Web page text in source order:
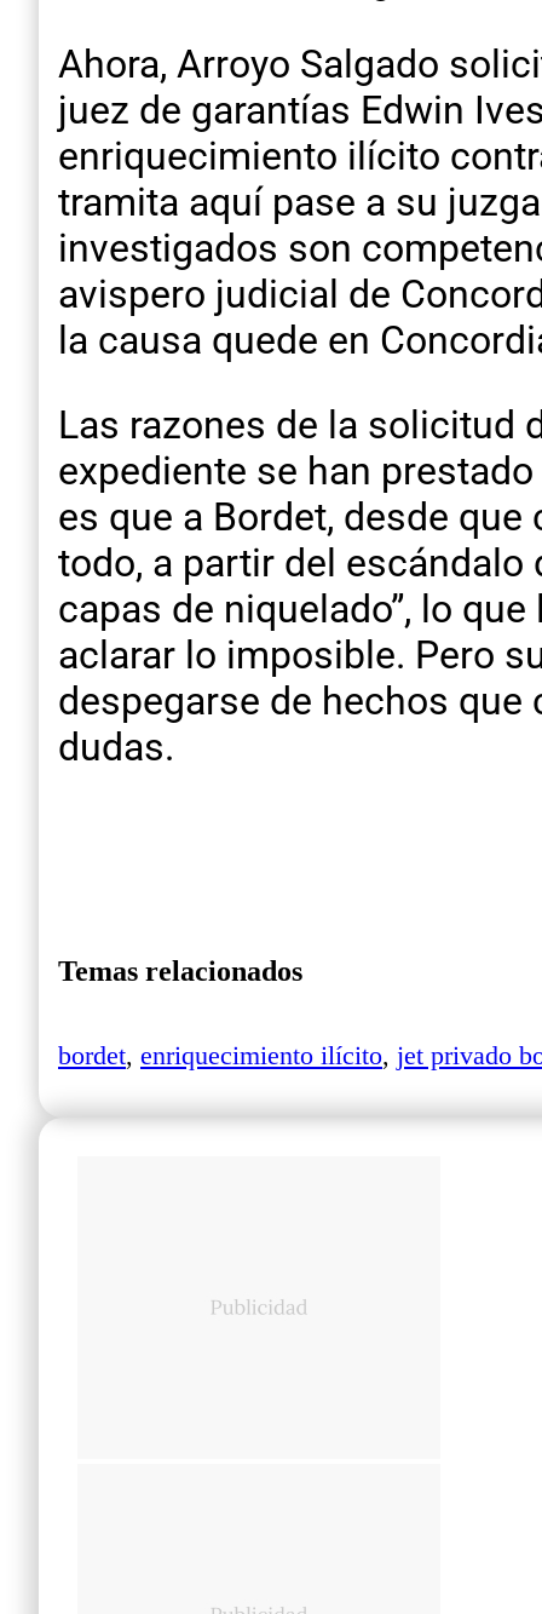
Ahora, Arroyo Salgado
juez de garantías Edwin
enriquecimiento ilícito
tramita aquí pase a su
investigados son
avispero judicial de
la causa quede en
Las razones de la solicitud
expediente se han
es que a Bordet, desde
todo, a partir del escándalo
capas de niquelado”, lo
aclarar lo imposible. Pero
despegarse de hechos
dudas.
Temas relacionados
bordet, enriquecimiento ilícito, jet privado